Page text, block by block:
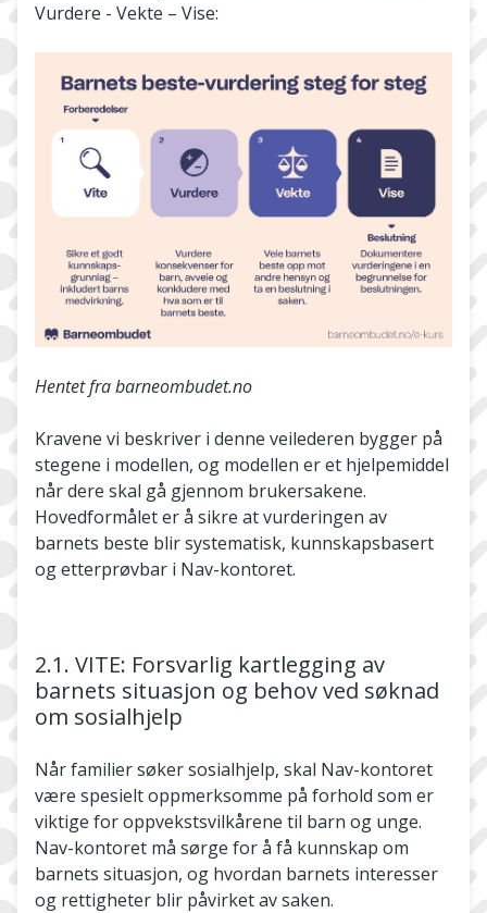
Vurdere - Vekte – Vise:
Hentet fra barneombudet.no
Kravene vi beskriver i denne veilederen bygger på
stegene i modellen, og modellen er et hjelpemiddel
når dere skal gå gjennom brukersakene.
Hovedformålet er å sikre at vurderingen av
barnets beste blir systematisk, kunnskapsbasert
og etterprøvbar i Nav-kontoret.
2.1. VITE: Forsvarlig kartlegging av
barnets situasjon og behov ved søknad
om sosialhjelp
Når familier søker sosialhjelp, skal Nav-kontoret
være spesielt oppmerksomme på forhold som er
viktige for oppvekstsvilkårene til barn og unge.
Nav-kontoret må sørge for å få kunnskap om
barnets situasjon, og hvordan barnets interesser
og rettigheter blir påvirket av saken.